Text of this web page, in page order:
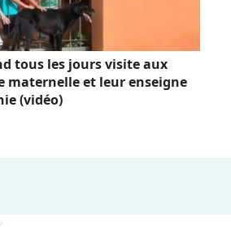
tous les jours visite aux
maternelle et leur enseigne
(vidéo)